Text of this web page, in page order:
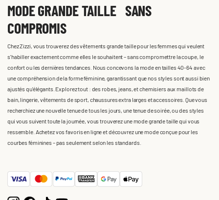
MODE GRANDE TAILLE SANS
COMPROMIS
Chez Zizzi, vous trouverez des vêtements grande taille pour les femmes qui veulent
s'habiller exactement comme elles le souhaitent – sans compromettre la coupe, le
confort ou les dernières tendances. Nous concevons la mode en tailles 40-64 avec
une compréhension de la forme féminine, garantissant que nos styles sont aussi bien
ajustés qu'élégants. Explorez tout : des robes, jeans, et chemisiers aux maillots de
bain, lingerie, vêtements de sport, chaussures extra larges et accessoires. Que vous
recherchiez une nouvelle tenue de tous les jours, une tenue de soirée, ou des styles
qui vous suivent toute la journée, vous trouverez une mode grande taille qui vous
ressemble. Achetez vos favoris en ligne et découvrez une mode conçue pour les
courbes féminines – pas seulement selon les standards.